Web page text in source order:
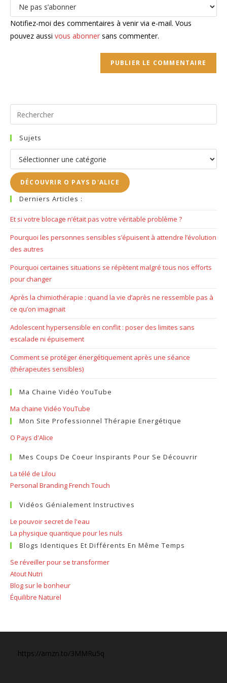
comment
votre
site
(facultatif)
Notifiez-moi des commentaires à venir via e-mail. Vous
pouvez aussi vous abonner sans commenter.
Sujets
Sujets
DÉCOUVRIR O PAYS D'ALICE
Derniers Articles :
Et si votre blocage n’était pas votre véritable problème ?
Pourquoi les personnes sensibles s’épuisent à attendre l’évolution
des autres
Pourquoi certaines situations se répètent malgré tous nos efforts
pour changer
Après la chimiothérapie : quand la vie d’après ne ressemble pas à
ce qu’on imaginait
Adolescent hypersensible en conflit : poser des limites sans
escalade ni épuisement
Comment se protéger énergétiquement après une séance
(thérapeutes sensibles)
Ma Chaine Vidéo YouTube
Ma chaine Vidéo YouTube
Mon Site Professionnel Thérapie Energétique
O Pays d'Alice
Mes Coups De Coeur Inspirants Pour Se Découvrir
La télé de Lilou
Personal Branding French Touch
Vidéos Génialement Instructives
Le pouvoir secret de l'eau
La physique quantique pour les nuls
Blogs Identiques Et Différents En Même Temps
Se réveiller pour se transformer
Atout Nutri
Blog sur le bonheur
Équilibre Naturel
https://amzn.to/3MMRu5q